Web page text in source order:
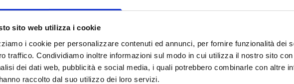
sito web utilizza i cookie
i cookie per personalizzare contenuti ed annunci, per fornire funzionalità dei
traffico. Condividiamo inoltre informazioni sul modo in cui utilizza il nostro sito
dei dati web, pubblicità e social media, i quali potrebbero combinarle con altre
raccolto dal suo utilizzo dei loro servizi.
2024
- Contributi per l'installazione di dispositivi di ricarica
alberghiere
sostenibile
Innovazione tecnologica, digitalizzazione, ICT